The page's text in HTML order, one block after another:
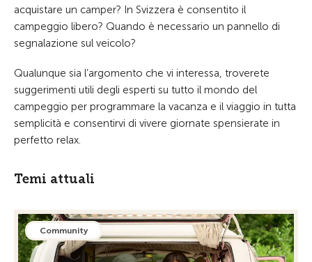
acquistare un camper? In Svizzera è consentito il
campeggio libero? Quando è necessario un pannello di
segnalazione sul veicolo?
Qualunque sia l’argomento che vi interessa, troverete
suggerimenti utili degli esperti su tutto il mondo del
campeggio per programmare la vacanza e il viaggio in tutta
semplicità e consentirvi di vivere giornate spensierate in
perfetto relax.
Temi attuali
Community